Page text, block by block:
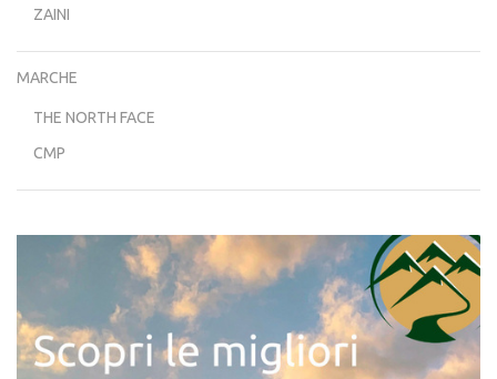
ZAINI
MARCHE
THE NORTH FACE
CMP